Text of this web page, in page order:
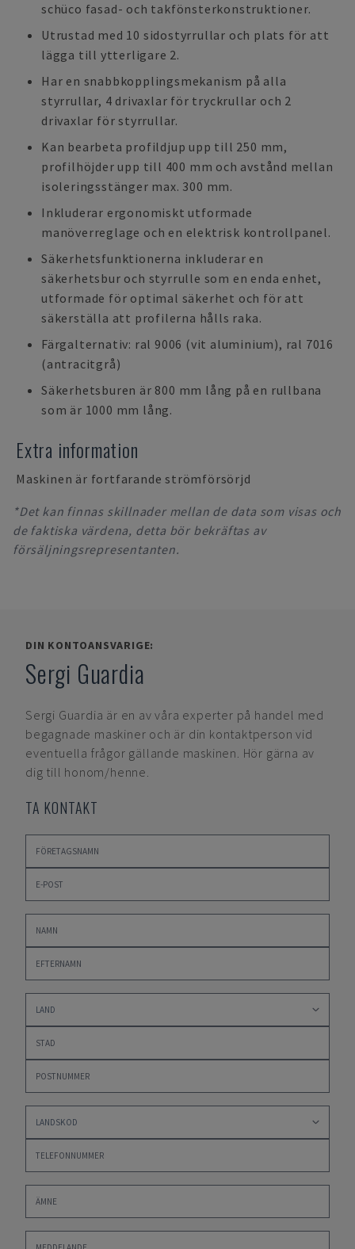
schüco fasad- och takfönsterkonstruktioner.
Utrustad med 10 sidostyrrullar och plats för att
lägga till ytterligare 2.
Har en snabbkopplingsmekanism på alla
styrrullar, 4 drivaxlar för tryckrullar och 2
drivaxlar för styrrullar.
Kan bearbeta profildjup upp till 250 mm,
profilhöjder upp till 400 mm och avstånd mellan
isoleringsstänger max. 300 mm.
Inkluderar ergonomiskt utformade
manöverreglage och en elektrisk kontrollpanel.
Säkerhetsfunktionerna inkluderar en
säkerhetsbur och styrrulle som en enda enhet,
utformade för optimal säkerhet och för att
säkerställa att profilerna hålls raka.
Färgalternativ: ral 9006 (vit aluminium), ral 7016
(antracitgrå)
Säkerhetsburen är 800 mm lång på en rullbana
som är 1000 mm lång.
Extra information
Maskinen är fortfarande strömförsörjd
*Det kan finnas skillnader mellan de data som visas och
de faktiska värdena, detta bör bekräftas av
försäljningsrepresentanten.
DIN KONTOANSVARIGE:
Sergi Guardia
Sergi Guardia är en av våra experter på handel med
begagnade maskiner och är din kontaktperson vid
eventuella frågor gällande maskinen. Hör gärna av
dig till honom/henne.
TA KONTAKT